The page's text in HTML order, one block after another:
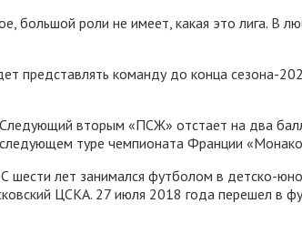
большой роли не имеет, какая это лига. В
представлять команду до конца сезона-
вторым «ПСЖ» отстает на два
туре чемпионата Франции
шести лет занимался футболом в детско-
ЦСКА. 27 июля 2018 года перешел в